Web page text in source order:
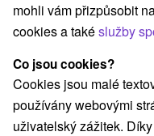
Navigovat do místa
O ZAŘÍZENÍ
mohli vám přizpůsobit
cookies a takéslužby
Co jsou cookies?
Cookies jsou malé
používány webovými
uživatelský zážitek.